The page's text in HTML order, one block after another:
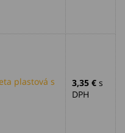
plastová s 3,35 € s
DPH